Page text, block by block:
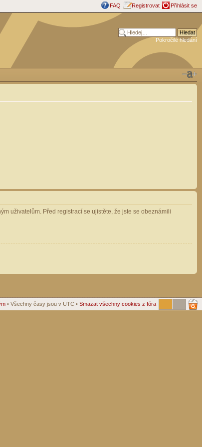
FAQ Registrovat Přihlásit se
Pokročilé hledání
uživatelům. Před registrací se ujistěte, že jste se obeznámili
• Všechny časy jsou v UTC • Smazat všechny cookies z fóra